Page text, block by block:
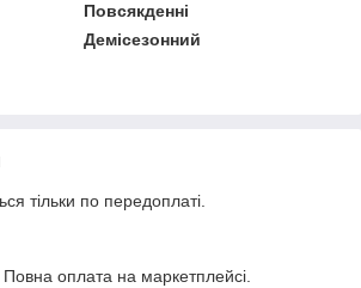
Повсякденні
Демісезонний
тільки по передоплаті.
оплата на маркетплейсі.